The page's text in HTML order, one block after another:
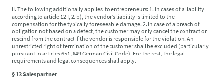
II. The following additionally applies to entrepreneurs: 1. In cases of a liability
according to article 12 I, 2. b), the vendor’s liability is limited to the
compensation for the typically foreseeable damage. 2. In case of a breach of
obligation not based on a defect, the customer may only cancel the contract or
rescind from the contract if the vendor is responsible for the violation. An
unrestricted right of termination of the customer shall be excluded (particularly
pursuant to articles 651, 649 German Civil Code). For the rest, the legal
requirements and legal consequences shall apply.
§ 13 Sales partner